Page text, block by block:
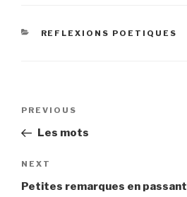
CATEGORIES
REFLEXIONS POETIQUES
Previous
Post
PREVIOUS
Les mots
Next
Post
NEXT
Petites remarques en passant